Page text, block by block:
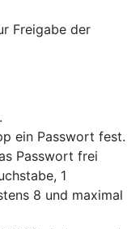
Freigabe der
ein Passwort fest.
Passwort frei
1
8 und maximal